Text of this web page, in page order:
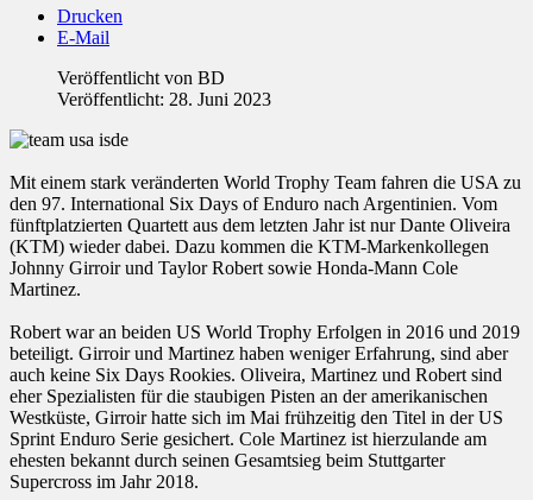
Drucken
E-Mail
Veröffentlicht von BD
Veröffentlicht: 28. Juni 2023
Mit einem stark veränderten World Trophy Team fahren die USA zu
den 97. International Six Days of Enduro nach Argentinien. Vom
fünftplatzierten Quartett aus dem letzten Jahr ist nur Dante Oliveira
(KTM) wieder dabei. Dazu kommen die KTM-Markenkollegen
Johnny Girroir und Taylor Robert sowie Honda-Mann Cole
Martinez.
Robert war an beiden US World Trophy Erfolgen in 2016 und 2019
beteiligt. Girroir und Martinez haben weniger Erfahrung, sind aber
auch keine Six Days Rookies. Oliveira, Martinez und Robert sind
eher Spezialisten für die staubigen Pisten an der amerikanischen
Westküste, Girroir hatte sich im Mai frühzeitig den Titel in der US
Sprint Enduro Serie gesichert. Cole Martinez ist hierzulande am
ehesten bekannt durch seinen Gesamtsieg beim Stuttgarter
Supercross im Jahr 2018.